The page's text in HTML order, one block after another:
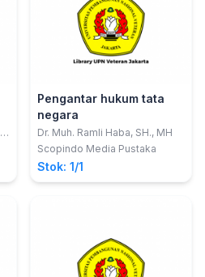
Pengantar hukum tata
negara
Dr. Muh. Ramli Haba, SH., MH
Scopindo Media Pustaka
Stok: 1/1